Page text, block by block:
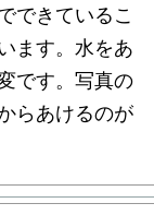
できているこ
ます。水をあ
です。写真の
らあけるのが